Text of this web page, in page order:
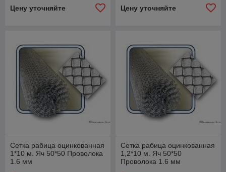
Цену уточняйте Цену уточняйте
Сетка рабица оцинкованная
1*10 м. Яч 50*50 Проволока
1.6 мм
Сетка рабица оцинкованная
1,2*10 м. Яч 50*50
Проволока 1.6 мм